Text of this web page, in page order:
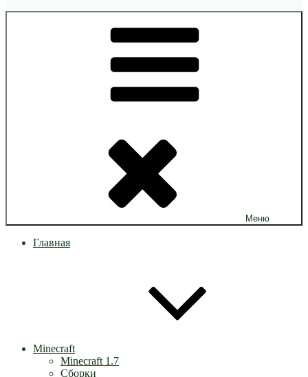
Меню
Главная
Minecraft
Minecraft 1.7
Сборки